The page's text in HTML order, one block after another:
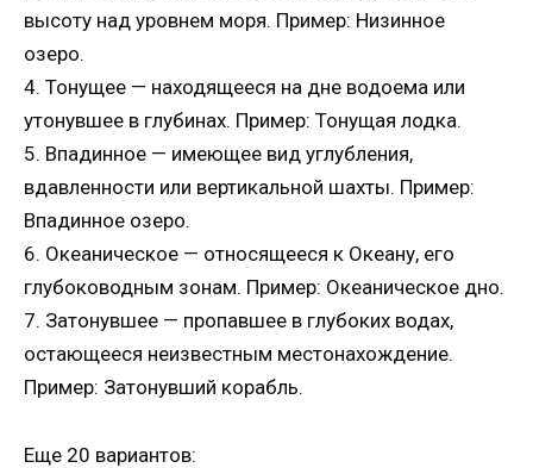
высоту над уровнем моря. Пример: Низинное
озеро.
4. Тонущее — находящееся на дне водоема или
утонувшее в глубинах. Пример: Тонущая лодка.
5. Впадинное — имеющее вид углубления,
вдавленности или вертикальной шахты. Пример:
Впадинное озеро.
6. Океаническое — относящееся к Океану, его
глубоководным зонам. Пример: Океаническое дно.
7. Затонувшее — пропавшее в глубоких водах,
остающееся неизвестным местонахождение.
Пример: Затонувший корабль.
Еще 20 вариантов: